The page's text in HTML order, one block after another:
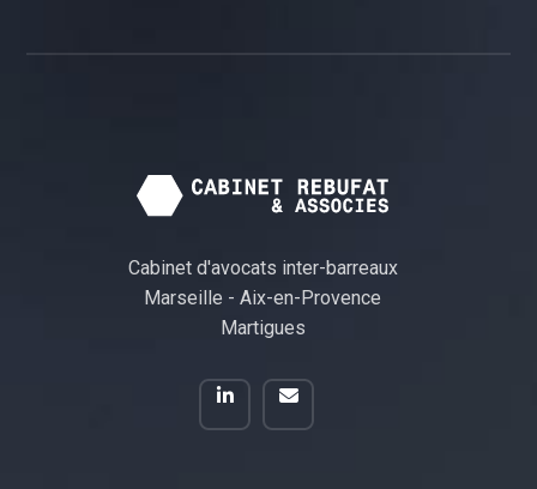
Cabinet d'avocats inter-barreaux
Marseille - Aix-en-Provence
Martigues